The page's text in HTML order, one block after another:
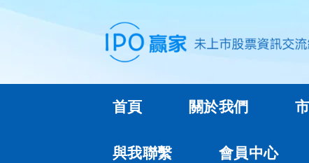
首頁 關於我們
與我聯繫 會員中心